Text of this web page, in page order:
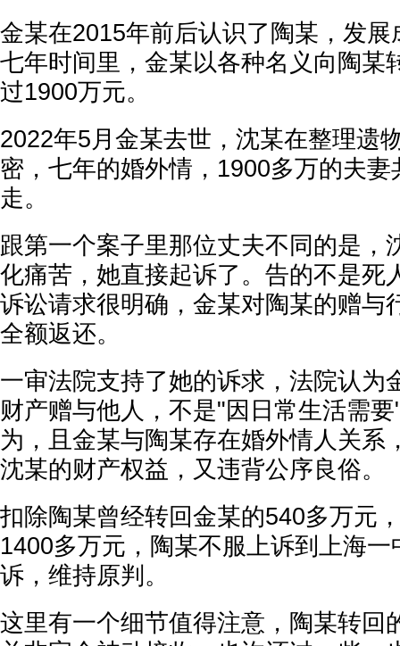
金某在2015年前后认识了陶某，发
七年时间里，金某以各种名义向陶某
过1900万元。
2022年5月金某去世，沈某在整理遗
密，七年的婚外情，1900多万的夫
走。
跟第一个案子里那位丈夫不同的是，
化痛苦，她直接起诉了。告的不是死
诉讼请求很明确，金某对陶某的赠与
全额返还。
一审法院支持了她的诉求，法院认为
财产赠与他人，不是"因日常生活需
为，且金某与陶某存在婚外情人关系
沈某的财产权益，又违背公序良俗。
扣除陶某曾经转回金某的540多万元
1400多万元，陶某不服上诉到上海
诉，维持原判。
这里有一个细节值得注意，陶某转回